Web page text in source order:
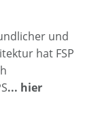
und
hat FSP
... hier